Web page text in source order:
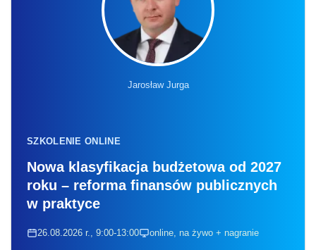
Jarosław Jurga
SZKOLENIE ONLINE
Nowa klasyfikacja budżetowa od 2027
roku – reforma finansów publicznych
w praktyce
26.08.2026 r., 9:00-13:00 online, na żywo + nagranie